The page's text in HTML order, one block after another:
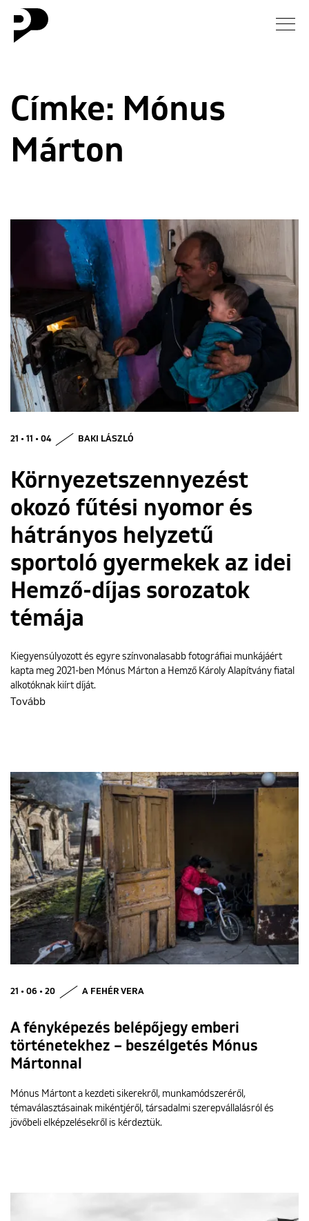
Galéria
Rólunk
ENGLISH
Címke: Mónus
Márton
21 • 11 • 04 BAKI LÁSZLÓ
Környezetszennyezést
okozó fűtési nyomor és
hátrányos helyzetű
sportoló gyermekek az idei
Hemző-díjas sorozatok
témája
Kiegyensúlyozott és egyre színvonalasabb fotográfiai munkájáért
kapta meg 2021-ben Mónus Márton a Hemző Károly Alapítvány fiatal
alkotóknak kiírt díját.
Tovább
21 • 06 • 20 A FEHÉR VERA
A fényképezés belépőjegy emberi
történetekhez – beszélgetés Mónus
Mártonnal
Mónus Mártont a kezdeti sikerekről, munkamódszeréről,
témaválasztásainak mikéntjéről, társadalmi szerepvállalásról és
jövőbeli elképzelésekről is kérdeztük.